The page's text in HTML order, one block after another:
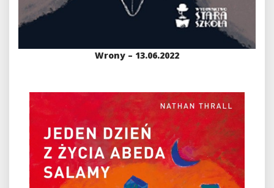
Wrony – 13.06.2022